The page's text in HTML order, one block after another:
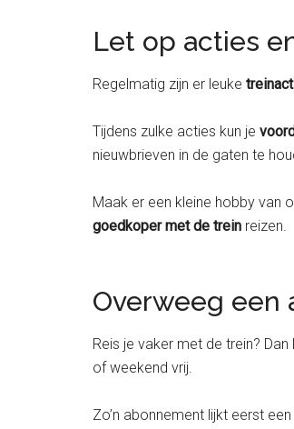
Let op acties
Regelmatig zijn er leuke
Tijdens zulke acties kun je
nieuwbrieven in de gaten te
Maak er een kleine hobby van
goedkoper met de trein reizen.
Overweeg een
Reis je vaker met de trein? Dan
of weekend vrij.
Zo’n abonnement lijkt eerst